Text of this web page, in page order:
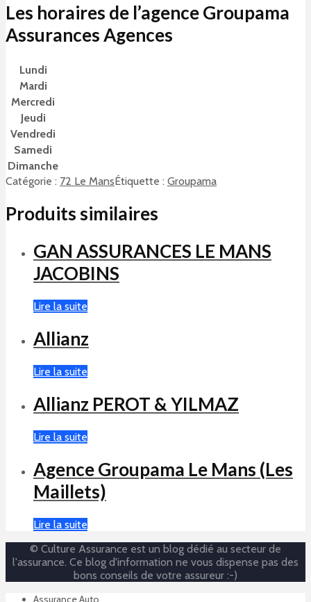
Les horaires de l’agence Groupama
Assurances Agences
Lundi
Mardi
Mercredi
Jeudi
Vendredi
Samedi
Dimanche
Catégorie : 72 Le MansÉtiquette : Groupama
Produits similaires
GAN ASSURANCES LE MANS
JACOBINS
Lire la suite
Allianz
Lire la suite
Allianz PEROT & YILMAZ
Lire la suite
Agence Groupama Le Mans (Les
Maillets)
Lire la suite
© Culture Assurance est un blog dédié au secteur de
l'assurance. Ce blog d'information ne vous dispense pas des
bons conseils de votre assureur :-)
Assurance Auto